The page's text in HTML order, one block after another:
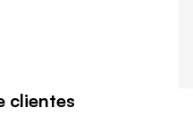
clientes